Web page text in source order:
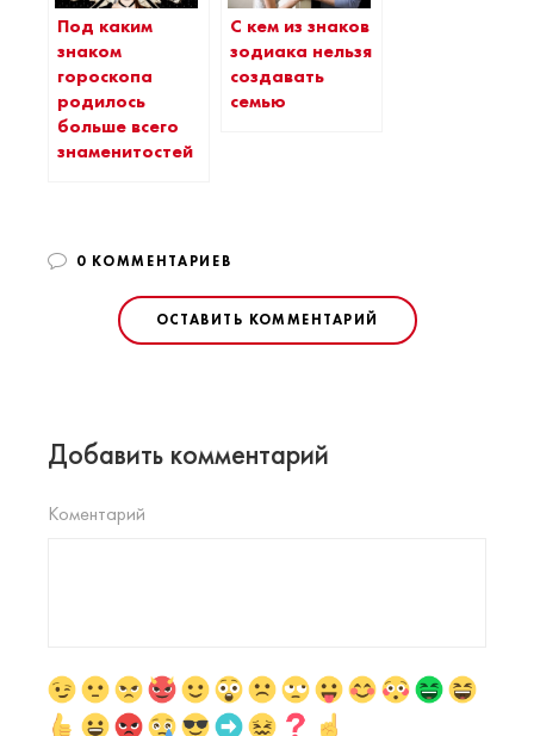
Под каким
знаком
гороскопа
родилось
больше всего
знаменитостей
С кем из знаков
зодиака нельзя
создавать
семью
0 КОММЕНТАРИЕВ
ОСТАВИТЬ КОММЕНТАРИЙ
Добавить комментарий
Коментарий